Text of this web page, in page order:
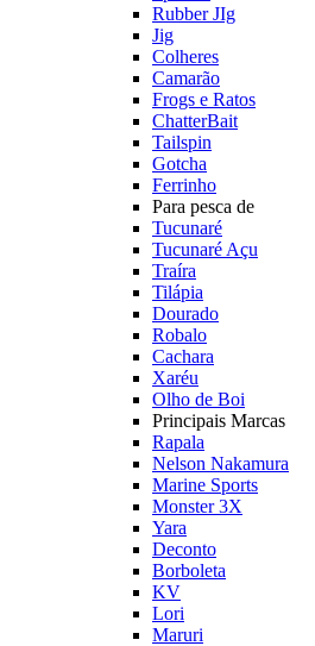
Rubber JIg
Jig
Colheres
Camarão
Frogs e Ratos
ChatterBait
Tailspin
Gotcha
Ferrinho
Para pesca de
Tucunaré
Tucunaré Açu
Traíra
Tilápia
Dourado
Robalo
Cachara
Xaréu
Olho de Boi
Principais Marcas
Rapala
Nelson Nakamura
Marine Sports
Monster 3X
Yara
Deconto
Borboleta
KV
Lori
Maruri